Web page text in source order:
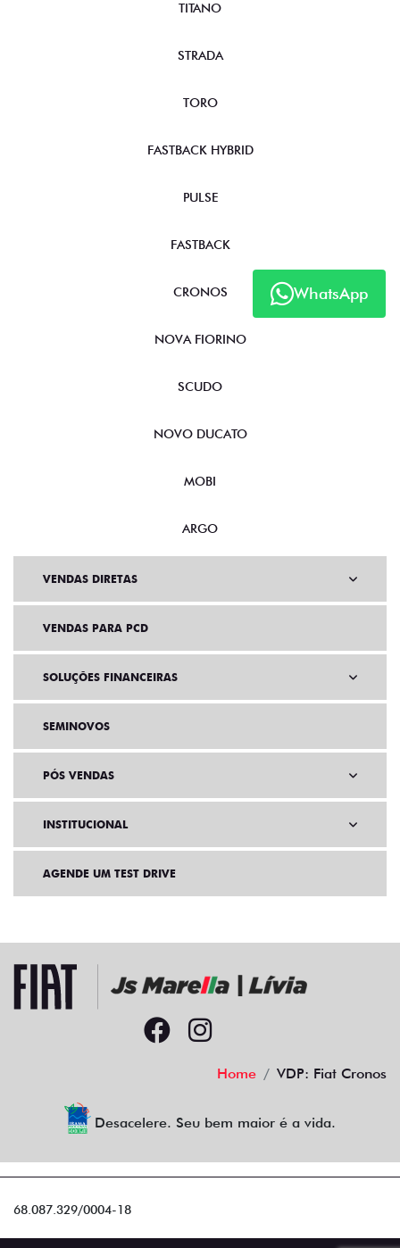
WhatsApp
TITANO
STRADA
TORO
FASTBACK HYBRID
PULSE
FASTBACK
CRONOS
NOVA FIORINO
SCUDO
NOVO DUCATO
MOBI
ARGO
VENDAS DIRETAS
VENDAS PARA PCD
SOLUÇÕES FINANCEIRAS
SEMINOVOS
PÓS VENDAS
INSTITUCIONAL
AGENDE UM TEST DRIVE
Home VDP: Fiat Cronos
Desacelere. Seu bem maior é a vida.
68.087.329/0004-18